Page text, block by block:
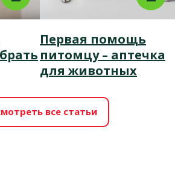
Первая помощь
питомцу – аптечка
для животных
все статьи